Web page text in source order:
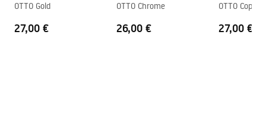
OTTO Gold
27,00 €
OTTO Chrome
26,00 €
OTTO Copper
27,00 €